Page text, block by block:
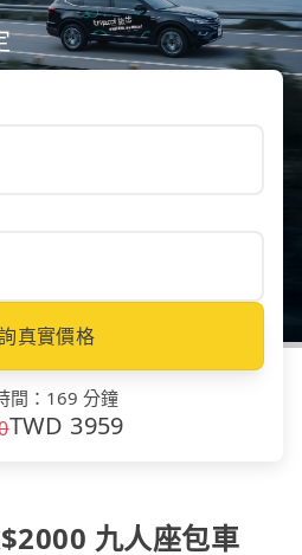
真實價格
間 ： 169 分鐘
TWD 3959
九人座包車